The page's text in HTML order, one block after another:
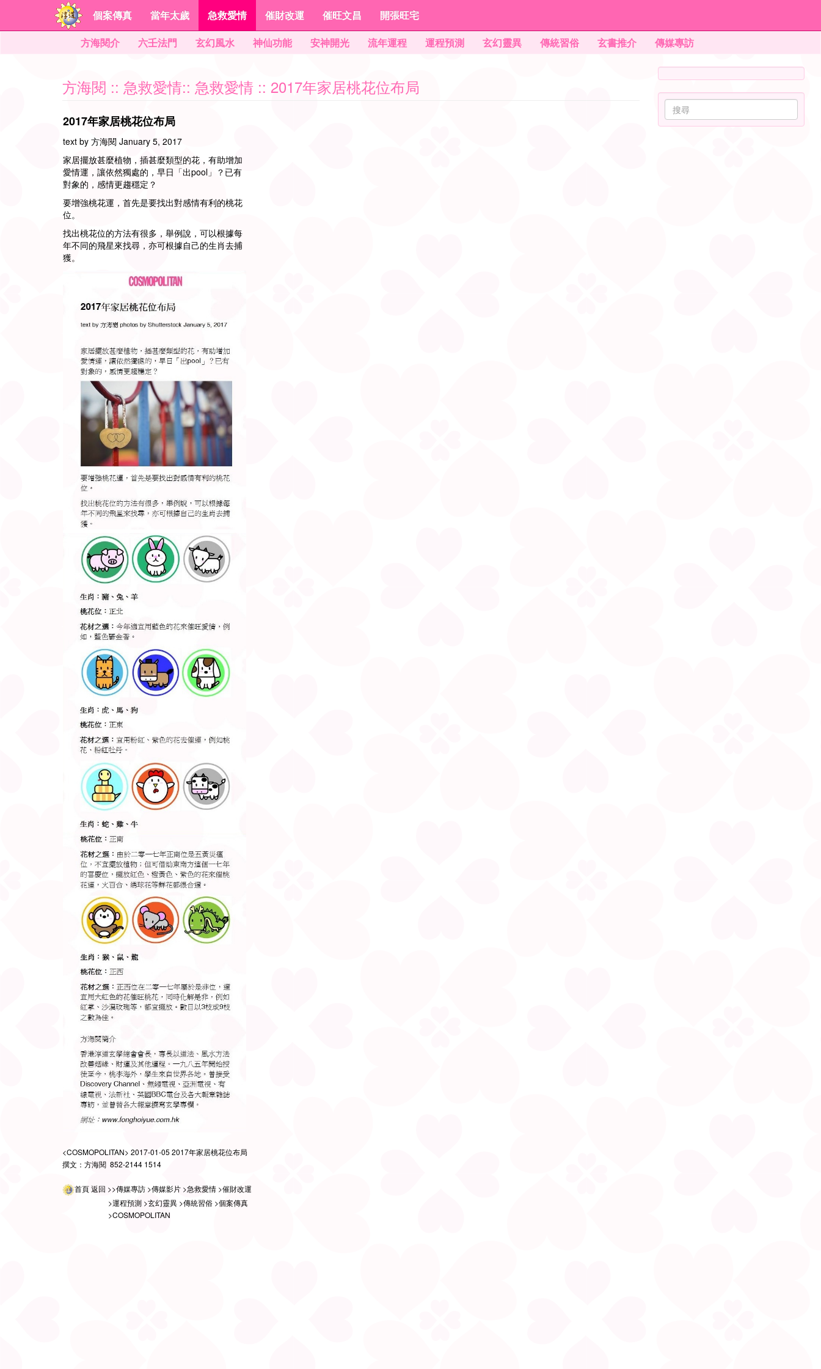
個案傳真 當年太歲 急救愛情 催財改運 催旺文昌
開張旺宅
方海閱介
六壬法門 玄幻風水 神仙功能 安神開光 流年運程 運程預測 玄幻靈異 傳統習俗 玄書推介 傳媒專訪
方海閱 :: 急救愛情:: 急救愛情 :: 2017年家居桃花位布局
2017年家居桃花位布局
text by 方海閱 January 5, 2017
家居擺放甚麼植物，插甚麼類型的花，有助增加
愛情運，讓依然獨處的，早日「出pool」？已有
對象的，感情更趨穩定？
要增強桃花運，首先是要找出對感情有利的桃花
位。
找出桃花位的方法有很多，舉例說，可以根據每
年不同的飛星來找尋，亦可根據自己的生肖去捕
獲。
<COSMOPOLITAN> 2017-01-05 2017年家居桃花位布局
撰文：方海閱 852-2144 1514
首頁返回 >>傳媒專訪 >傳媒影片 >急救愛情 >催財改運
>運程預測 >玄幻靈異 >傳統習俗 >個案傳真
>COSMOPOLITAN